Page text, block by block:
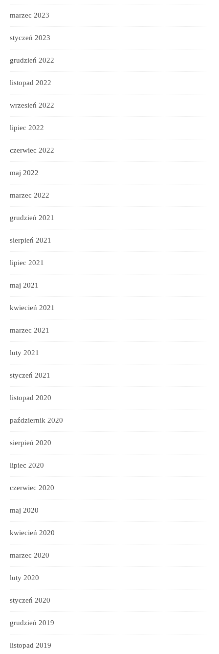
marzec 2023
styczeń 2023
grudzień 2022
listopad 2022
wrzesień 2022
lipiec 2022
czerwiec 2022
maj 2022
marzec 2022
grudzień 2021
sierpień 2021
lipiec 2021
maj 2021
kwiecień 2021
marzec 2021
luty 2021
styczeń 2021
listopad 2020
październik 2020
sierpień 2020
lipiec 2020
czerwiec 2020
maj 2020
kwiecień 2020
marzec 2020
luty 2020
styczeń 2020
grudzień 2019
listopad 2019